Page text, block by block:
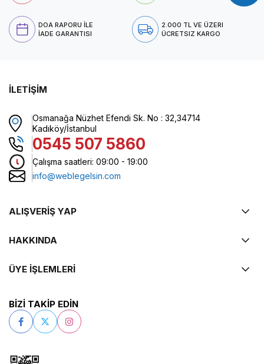
DOA RAPORU İLE
İADE GARANTISI
2.000 TL VE ÜZERI
ÜCRETSIZ KARGO
İLETİŞİM
Osmanağa Nüzhet Efendi Sk. No : 32,34714
Kadıköy/İstanbul
0545 507 5860
Çalışma saatleri: 09:00 - 19:00
info@weblegelsin.com
ALIŞVERİŞ YAP
HAKKINDA
ÜYE İŞLEMLERİ
BİZİ TAKİP EDİN